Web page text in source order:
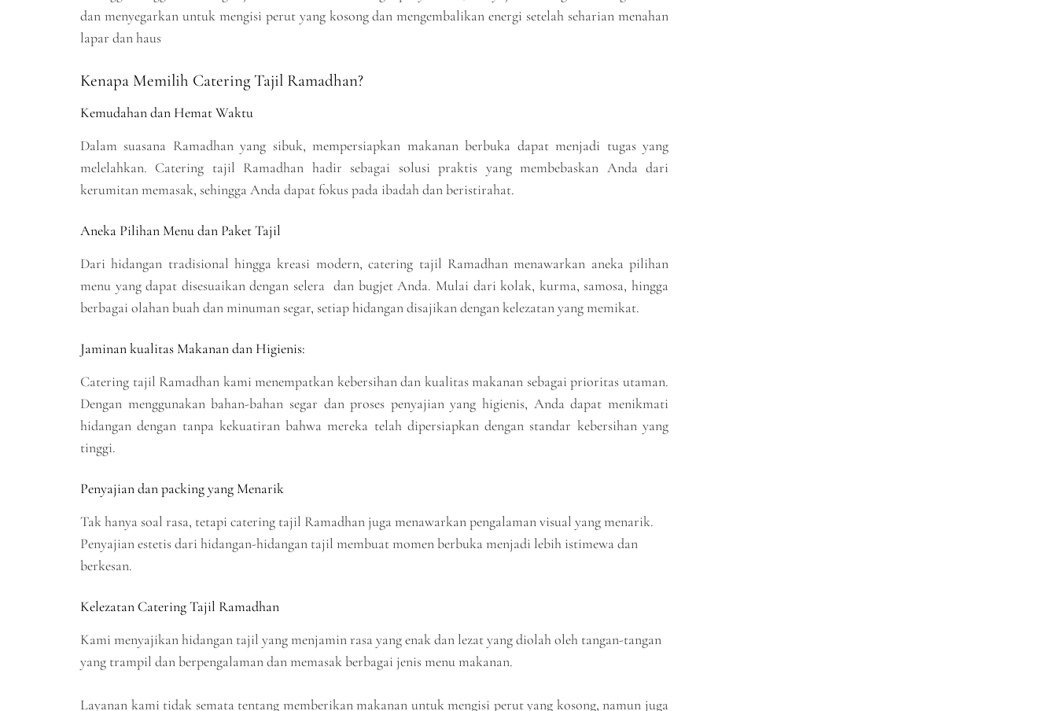
dan menyegarkan untuk mengisi perut yang kosong dan mengembalikan energi setelah seharian menahan
lapar dan haus
Kenapa Memilih Catering Tajil Ramadhan?
Kemudahan dan Hemat Waktu
Dalam suasana Ramadhan yang sibuk, mempersiapkan makanan berbuka dapat menjadi tugas yang
melelahkan. Catering tajil Ramadhan hadir sebagai solusi praktis yang membebaskan Anda dari
kerumitan memasak, sehingga Anda dapat fokus pada ibadah dan beristirahat.
Aneka Pilihan Menu dan Paket Tajil
Dari hidangan tradisional hingga kreasi modern, catering tajil Ramadhan menawarkan aneka pilihan
menu yang dapat disesuaikan dengan selera dan bugjet Anda. Mulai dari kolak, kurma, samosa, hingga
berbagai olahan buah dan minuman segar, setiap hidangan disajikan dengan kelezatan yang memikat.
Jaminan kualitas Makanan dan Higienis:
Catering tajil Ramadhan kami menempatkan kebersihan dan kualitas makanan sebagai prioritas utaman.
Dengan menggunakan bahan-bahan segar dan proses penyajian yang higienis, Anda dapat menikmati
hidangan dengan tanpa kekuatiran bahwa mereka telah dipersiapkan dengan standar kebersihan yang
tinggi.
Penyajian dan packing yang Menarik
Tak hanya soal rasa, tetapi catering tajil Ramadhan juga menawarkan pengalaman visual yang menarik.
Penyajian estetis dari hidangan-hidangan tajil membuat momen berbuka menjadi lebih istimewa dan
berkesan.
Kelezatan Catering Tajil Ramadhan
Kami menyajikan hidangan tajil yang menjamin rasa yang enak dan lezat yang diolah oleh tangan-tangan
yang trampil dan berpengalaman dan memasak berbagai jenis menu makanan.
Layanan kami tidak semata tentang memberikan makanan untuk mengisi perut yang kosong, namun juga